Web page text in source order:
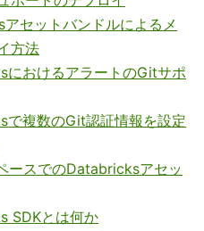
セットバンドルによるメ
方法
におけるアラートのGitサポ
で複数のGit認証情報を設定
ースでのDatabricksアセッ
SDKとは何か